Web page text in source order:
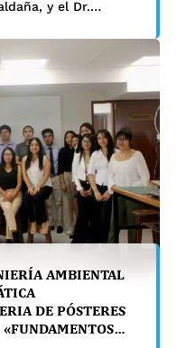
y el Dr.
Universitario.
AMBIENTAL
DE PÓSTERES